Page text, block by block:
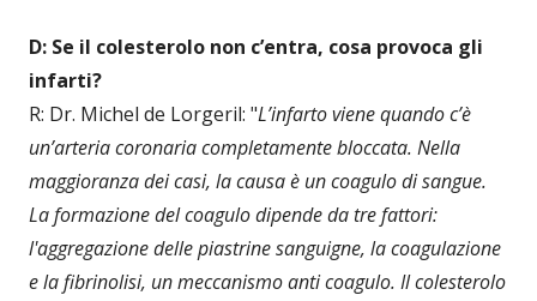
D: Se il colesterolo non c’entra, cosa provoca gli
infarti?
R: Dr. Michel de Lorgeril: "L’infarto viene quando c’è
un’arteria coronaria completamente bloccata. Nella
maggioranza dei casi, la causa è un coagulo di sangue.
La formazione del coagulo dipende da tre fattori:
l'aggregazione delle piastrine sanguigne, la coagulazione
e la fibrinolisi, un meccanismo anti coagulo. Il colesterolo